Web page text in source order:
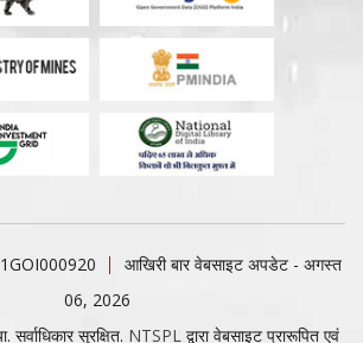
आखिरी बार वेबसाइट अपडेट - अगस्त
06, 2026
सुरक्षित. NTSPL द्वारा वेबसाइट प्रारूपित एवं